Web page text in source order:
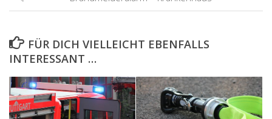
FÜR DICH VIELLEICHT EBENFALLS
INTERESSANT …